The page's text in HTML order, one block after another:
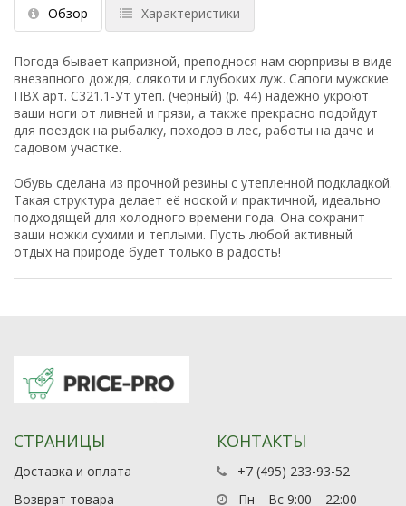
Обзор Характеристики
Погода бывает капризной, преподнося нам сюрпризы в виде
внезапного дождя, слякоти и глубоких луж. Сапоги мужские
ПВХ арт. С321.1-Ут утеп. (черный) (р. 44) надежно укроют
ваши ноги от ливней и грязи, а также прекрасно подойдут
для поездок на рыбалку, походов в лес, работы на даче и
садовом участке.
Обувь сделана из прочной резины с утепленной подкладкой.
Такая структура делает её ноской и практичной, идеально
подходящей для холодного времени года. Она сохранит
ваши ножки сухими и теплыми. Пусть любой активный
отдых на природе будет только в радость!
СТРАНИЦЫ
Доставка и оплата
Возврат товара
КОНТАКТЫ
+7 (495) 233-93-52
Пн—Вс 9:00—22:00